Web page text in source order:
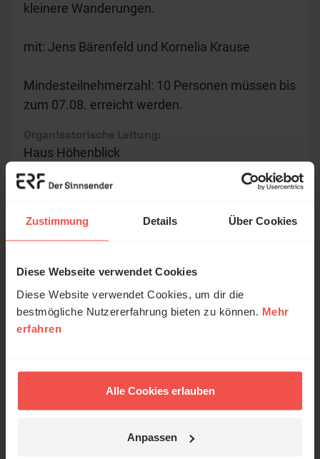
Zustimmung Details Über Cookies
Diese Webseite verwendet Cookies
Diese Website verwendet Cookies, um dir die
bestmögliche Nutzererfahrung bieten zu können. Mehr
erfahren
Alle Cookies erlauben
Anpassen
kleinere Wanderungen.
mit: Jens Bärenfeld und Kornelia Krause
Mindesteilnehmerzahl: 10 Personen müssen bis
zum 07.08. erreicht werden.
Organisatorische Leitung:
Haus Höhenblick
Geistliche Leitung:
Treffpunkt(e)/Zielort:
Friederike-Fliedner-Str. 9
Fon: 06442 / 9370
Preise und Leistungen:
Zimmerkategorie):
Einzelzimmer: 78,00 bis 90,00 Euro
Doppelzimmer: 67,00 bis 75,50 Euro
zzgl. Freizeitgebühr pro Person: 70 Euro